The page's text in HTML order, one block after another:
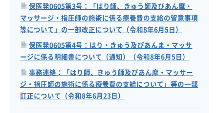
保医発0605第3号：「はり師、きゅう師及びあん摩・
マッサージ・指圧師の施術に係る療養費の支給の留意事項
等について」の一部改正について（令和8年6月5日）
保医発0605第4号：はり・きゅう及びあんま・マッサ
ージに係る明細書について（通知）（令和8年6月5日）
事務連絡：「はり師、きゅう師及びあん摩・マッサー
ジ・指圧師の施術に係る療養費の支給について」等の一部
訂正について（令和8年6月23日）